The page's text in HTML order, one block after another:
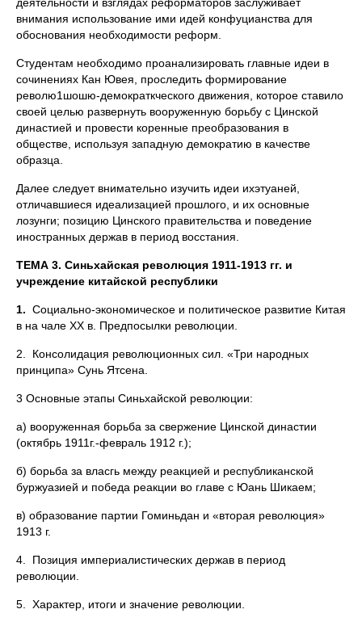
внимания использование ими идей конфуцианства для
обоснования необходимости реформ.
Студентам необходимо проанализировать главные идеи в
сочинениях Кан Ювея, проследить формирование
револю1шошю-демократкческого движения, которое ставило
своей целью развернуть вооруженную борьбу с Цинской
династией и провести коренные преобразования в
обществе, используя западную демократию в качестве
образца.
Далее следует внимательно изучить идеи ихэтуаней,
отличавшиеся идеализацией прошлого, и их основные
лозунги; позицию Цинского правительства и поведение
иностранных держав в период восстания.
ТЕМА 3. Синьхайская революция 1911-1913 гг. и
учреждение китайской республики
1. Социально-экономическое и политическое развитие Китая
в на чале XX в. Предпосылки революции.
2. Консолидация революционных сил. «Три народных
принципа» Сунь Ятсена.
3 Основные этапы Синьхайской революции:
а) вооруженная борьба за свержение Цинской династии
(октябрь 1911г.-февраль 1912 г.);
б) борьба за власгь между реакцией и республиканской
буржуазией и победа реакции во главе с Юань Шикаем;
в) образование партии Гоминьдан и «вторая революция»
1913 г.
4. Позиция империалистических держав в период
революции.
5. Характер, итоги и значение революции.